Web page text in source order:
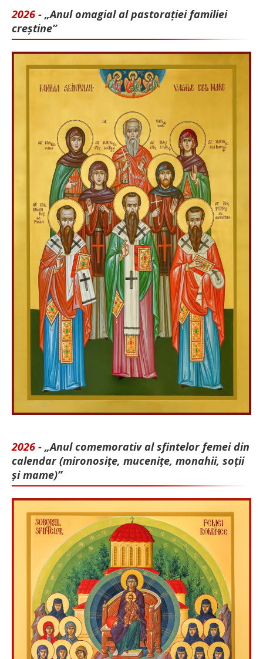
2026 - „Anul omagial al pastorației familiei
creștine”
2026 - „Anul comemorativ al sfintelor femei din
calendar (mironosițe, mu­cenițe, monahii, soții
și mame)”